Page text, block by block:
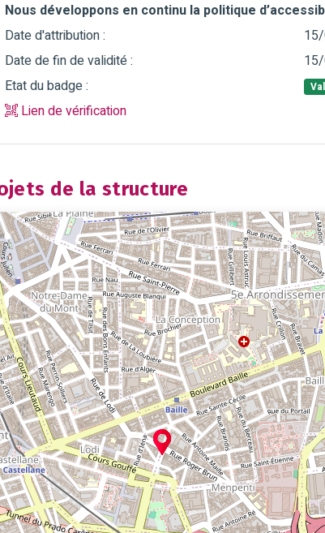
Nous développons en continu la politique
Date d'attribution :
Date de fin de validité :
Etat du badge :
Lien de vérification
de la structure